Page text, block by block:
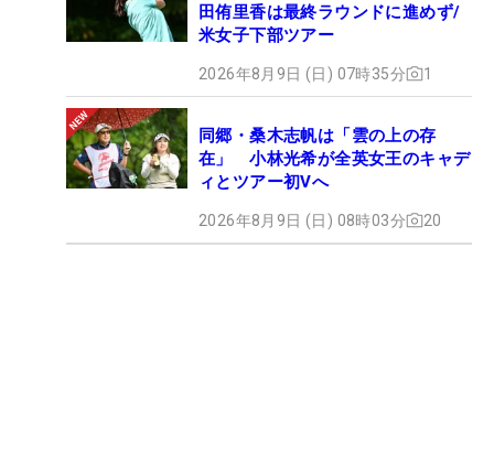
田侑里香は最終ラウンドに進めず/
米女子下部ツアー
2026年8月9日 (日) 07時35分 1
同郷・桑木志帆は「雲の上の存
在」 小林光希が全英女王のキャデ
ィとツアー初Vへ
2026年8月9日 (日) 08時03分 20